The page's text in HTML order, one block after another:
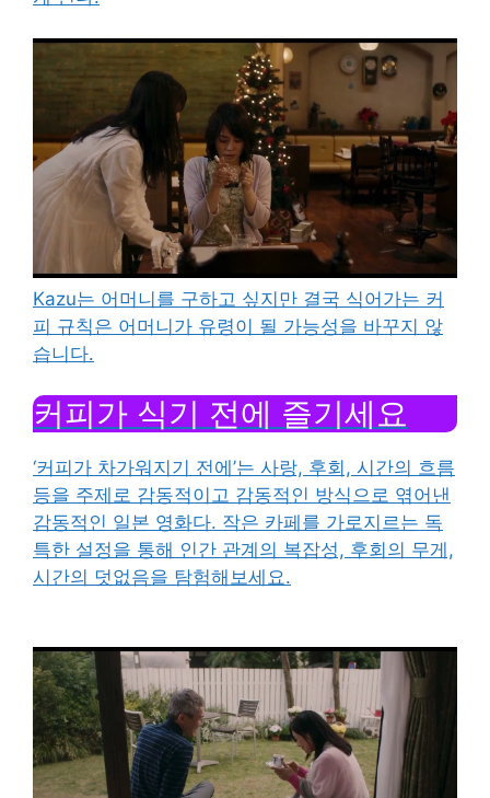
Kazu는 어머니를 구하고 싶지만 결국 식어가는 커
피 규칙은 어머니가 유령이 될 가능성을 바꾸지 않
습니다.
커피가 식기 전에 즐기세요
‘커피가 차가워지기 전에’는 사랑, 후회, 시간의 흐름
등을 주제로 감동적이고 감동적인 방식으로 엮어낸
감동적인 일본 영화다. 작은 카페를 가로지르는 독
특한 설정을 통해 인간 관계의 복잡성, 후회의 무게,
시간의 덧없음을 탐험해보세요.